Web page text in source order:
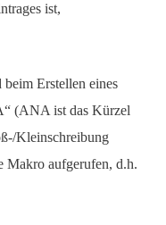
ist,
Erstellen eines
(ANA ist das Kürzel
Kleinschreibung
Makro aufgerufen, d.h.